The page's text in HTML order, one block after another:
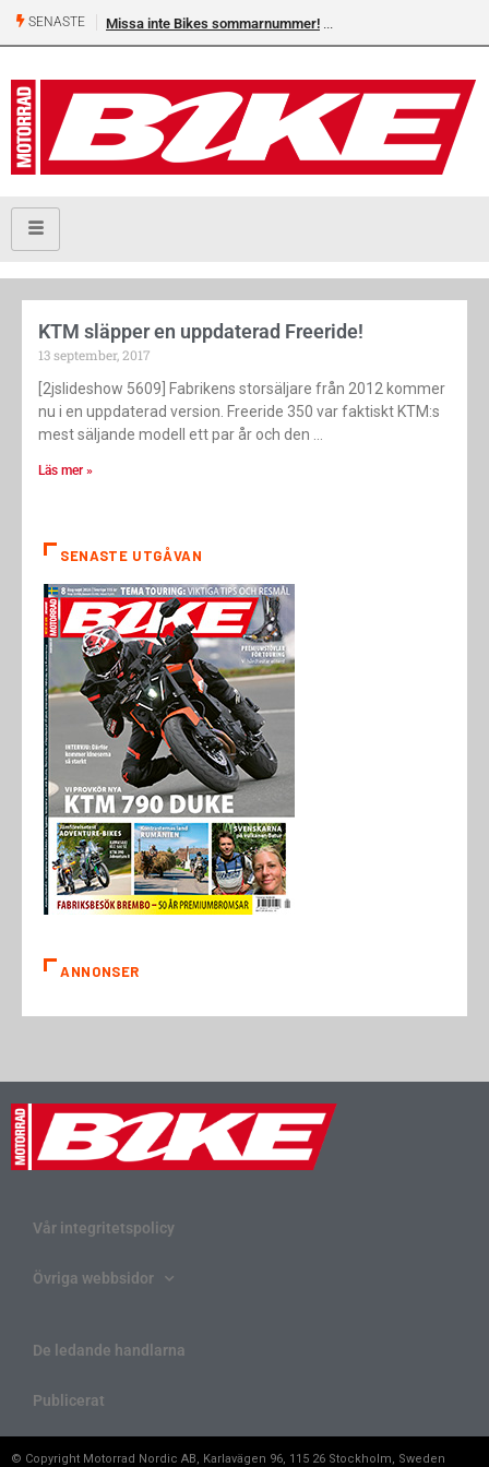
SENASTE Missa inte Bikes sommarnummer!
KTM släpper en uppdaterad Freeride!
13 september, 2017
[2jslideshow 5609] Fabrikens storsäljare från 2012 kommer
nu i en uppdaterad version. Freeride 350 var faktiskt KTM:s
mest säljande modell ett par år och den
Läs mer »
SENASTE UTGÅVAN
ANNONSER
Vår integritetspolicy
Övriga webbsidor
De ledande handlarna
Publicerat
© Copyright Motorrad Nordic AB, Karlavägen 96, 115 26 Stockholm, Sweden